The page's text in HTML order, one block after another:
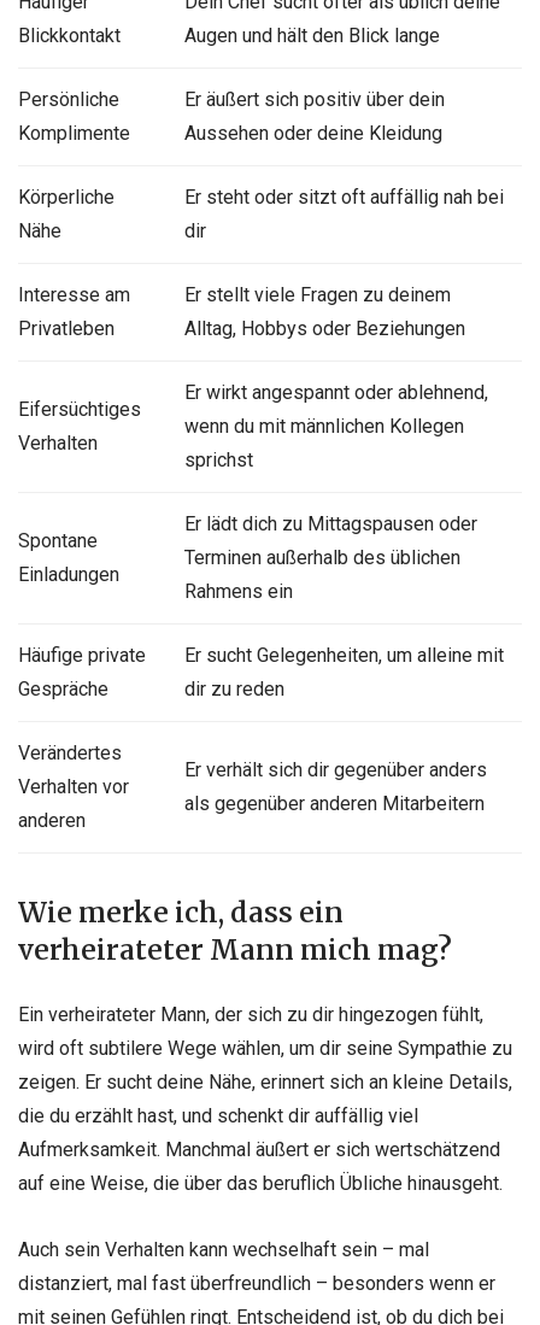
Blickkontakt
Augen und hält den Blick lange
Persönliche
Komplimente
Er äußert sich positiv über dein
Aussehen oder deine Kleidung
Körperliche
Nähe
Er steht oder sitzt oft auffällig nah bei
dir
Interesse am
Privatleben
Er stellt viele Fragen zu deinem
Alltag, Hobbys oder Beziehungen
Eifersüchtiges
Verhalten
Er wirkt angespannt oder ablehnend,
wenn du mit männlichen Kollegen
sprichst
Spontane
Einladungen
Er lädt dich zu Mittagspausen oder
Terminen außerhalb des üblichen
Rahmens ein
Häufige private
Gespräche
Er sucht Gelegenheiten, um alleine mit
dir zu reden
Verändertes
Verhalten vor
anderen
Er verhält sich dir gegenüber anders
als gegenüber anderen Mitarbeitern
Wie merke ich, dass ein
verheirateter Mann mich mag?
Ein verheirateter Mann, der sich zu dir hingezogen fühlt,
wird oft subtilere Wege wählen, um dir seine Sympathie zu
zeigen. Er sucht deine Nähe, erinnert sich an kleine Details,
die du erzählt hast, und schenkt dir auffällig viel
Aufmerksamkeit. Manchmal äußert er sich wertschätzend
auf eine Weise, die über das beruflich Übliche hinausgeht.
Auch sein Verhalten kann wechselhaft sein – mal
distanziert, mal fast überfreundlich – besonders wenn er
mit seinen Gefühlen ringt. Entscheidend ist, ob du dich bei